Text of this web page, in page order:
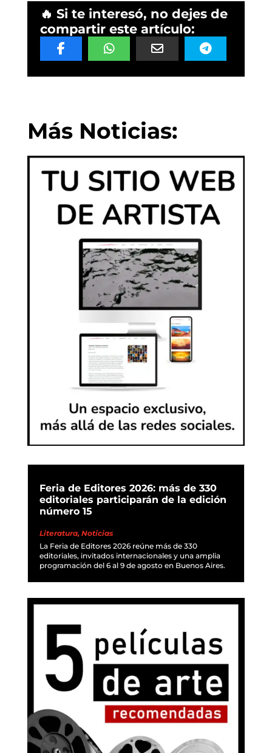
🔥 Si te interesó, no dejes de
compartir este artículo:
Más Noticias:
Feria de Editores 2026: más de 330
editoriales participarán de la edición
número 15
Literatura, Noticias
La Feria de Editores 2026 reúne más de 330
editoriales, invitados internacionales y una amplia
programación del 6 al 9 de agosto en Buenos Aires.